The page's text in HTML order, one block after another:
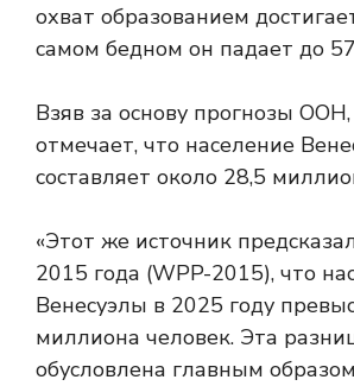
охват образованием
самом бедном он падает до
Взяв за основу прогнозы
отмечает, что население
составляет около 28,5
«Этот же источник
2015 года (WPP-2015), что
Венесуэлы в 2025 году
миллиона человек. Эта
обусловлена ​​главным образом